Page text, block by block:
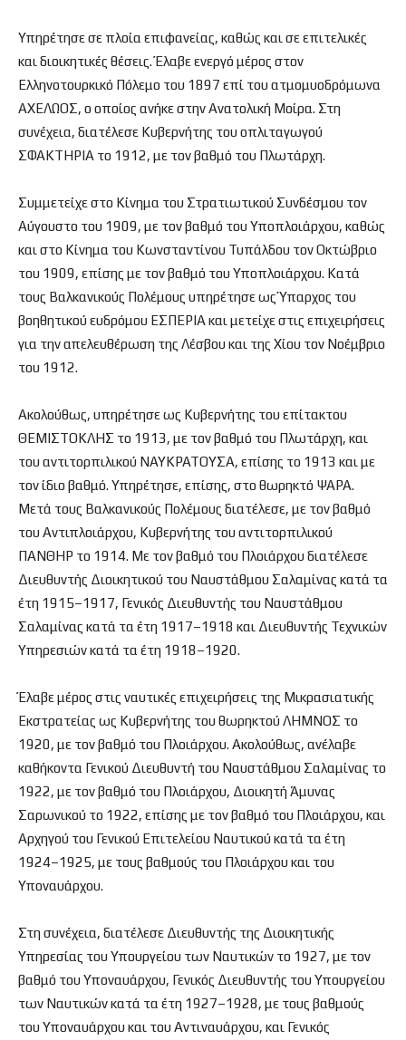
Υπηρέτησε σε πλοία επιφανείας, καθώς και σε επιτελικές
και διοικητικές θέσεις. Έλαβε ενεργό μέρος στον
Ελληνοτουρκικό Πόλεμο του 1897 επί του ατμομυοδρόμωνα
ΑΧΕΛΩΟΣ, ο οποίος ανήκε στην Ανατολική Μοίρα. Στη
συνέχεια, διατέλεσε Κυβερνήτης του οπλιταγωγού
ΣΦΑΚΤΗΡΙΑ το 1912, με τον βαθμό του Πλωτάρχη.
Συμμετείχε στο Κίνημα του Στρατιωτικού Συνδέσμου τον
Αύγουστο του 1909, με τον βαθμό του Υποπλοιάρχου, καθώς
και στο Κίνημα του Κωνσταντίνου Τυπάλδου τον Οκτώβριο
του 1909, επίσης με τον βαθμό του Υποπλοιάρχου. Κατά
τους Βαλκανικούς Πολέμους υπηρέτησε ως Ύπαρχος του
βοηθητικού ευδρόμου ΕΣΠΕΡΙΑ και μετείχε στις επιχειρήσεις
για την απελευθέρωση της Λέσβου και της Χίου τον Νοέμβριο
του 1912.
Ακολούθως, υπηρέτησε ως Κυβερνήτης του επίτακτου
ΘΕΜΙΣΤΟΚΛΗΣ το 1913, με τον βαθμό του Πλωτάρχη, και
του αντιτορπιλικού ΝΑΥΚΡΑΤΟΥΣΑ, επίσης το 1913 και με
τον ίδιο βαθμό. Υπηρέτησε, επίσης, στο θωρηκτό ΨΑΡΑ.
Μετά τους Βαλκανικούς Πολέμους διατέλεσε, με τον βαθμό
του Αντιπλοιάρχου, Κυβερνήτης του αντιτορπιλικού
ΠΑΝΘΗΡ το 1914. Με τον βαθμό του Πλοιάρχου διατέλεσε
Διευθυντής Διοικητικού του Ναυστάθμου Σαλαμίνας κατά τα
έτη 1915–1917, Γενικός Διευθυντής του Ναυστάθμου
Σαλαμίνας κατά τα έτη 1917–1918 και Διευθυντής Τεχνικών
Υπηρεσιών κατά τα έτη 1918–1920.
Έλαβε μέρος στις ναυτικές επιχειρήσεις της Μικρασιατικής
Εκστρατείας ως Κυβερνήτης του θωρηκτού ΛΗΜΝΟΣ το
1920, με τον βαθμό του Πλοιάρχου. Ακολούθως, ανέλαβε
καθήκοντα Γενικού Διευθυντή του Ναυστάθμου Σαλαμίνας το
1922, με τον βαθμό του Πλοιάρχου, Διοικητή Άμυνας
Σαρωνικού το 1922, επίσης με τον βαθμό του Πλοιάρχου, και
Αρχηγού του Γενικού Επιτελείου Ναυτικού κατά τα έτη
1924–1925, με τους βαθμούς του Πλοιάρχου και του
Υποναυάρχου.
Στη συνέχεια, διατέλεσε Διευθυντής της Διοικητικής
Υπηρεσίας του Υπουργείου των Ναυτικών το 1927, με τον
βαθμό του Υποναυάρχου, Γενικός Διευθυντής του Υπουργείου
των Ναυτικών κατά τα έτη 1927–1928, με τους βαθμούς
του Υποναυάρχου και του Αντιναυάρχου, και Γενικός